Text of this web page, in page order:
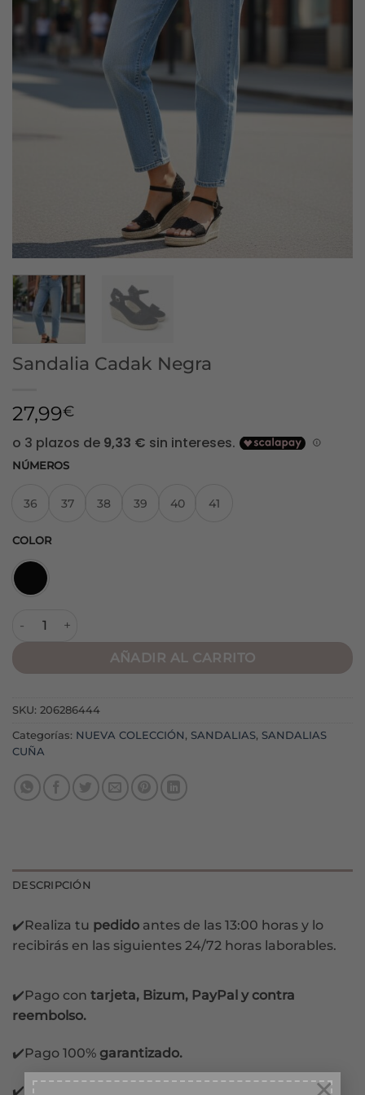
Sandalia Cadak Negra
27,99€
NÚMEROS
36 37 38 39 40 41
COLOR
Sandalia Cadak Negra cantidad
AÑADIR AL CARRITO
SKU: 206286444
Categorías: NUEVA COLECCIÓN , SANDALIAS, SANDALIAS
CUÑA
DESCRIPCIÓN
✔️Realiza tu pedido antes de las 13:00 horas y lo
recibirás en las siguientes 24/72 horas laborables.
✔️Pago con tarjeta, Bizum, PayPal y contra
reembolso.
✔️Pago 100% garantizado.
✔️Pago